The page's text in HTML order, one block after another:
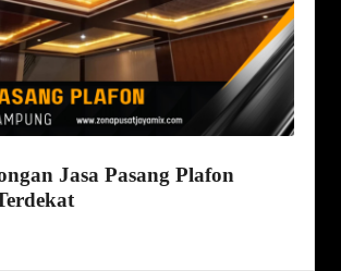
Jasa Pasang Plafon